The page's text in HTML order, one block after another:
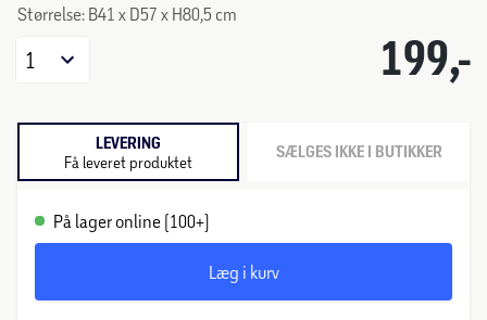
Størrelse: B41 x D57 x H80,5 cm
199,-
1
LEVERING
Få leveret produktet SÆLGES IKKE I BUTIKKER
På lager online (100+)
Læg i kurv